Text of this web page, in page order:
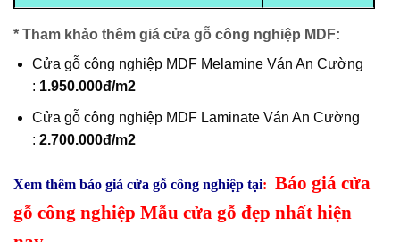
* Tham khảo thêm giá cửa gỗ công nghiệp MDF:
Cửa gỗ công nghiệp MDF Melamine Ván An Cường
: 1.950.000đ/m2
Cửa gỗ công nghiệp MDF Laminate Ván An Cường
: 2.700.000đ/m2
Xem thêm báo giá cửa gỗ công nghiệp tại: Báo giá cửa
gỗ công nghiệp Mẫu cửa gỗ đẹp nhất hiện